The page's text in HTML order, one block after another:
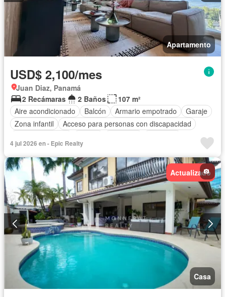
Apartamento
USD$ 2,100/mes
Juan Diaz, Panamá
2 Recámaras
2 Baños
107 m²
Aire acondicionado
Balcón Armario empotrado
Garaje
Zona infantil
Acceso para personas con discapacidad
Gas natural
Vista panorámica
4 jul 2026 en - Epic Realty
Actualizado
Casa